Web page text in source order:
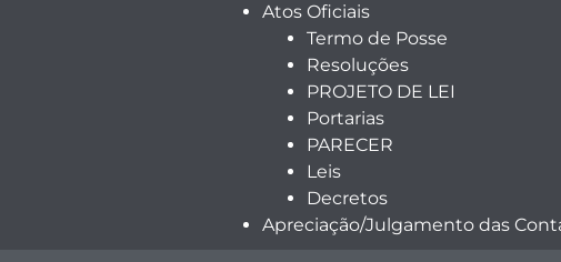
Atos Oficiais
Termo de Posse
Resoluções
PROJETO DE LEI
Portarias
PARECER
Leis
Decretos
Apreciação/Julgamento das